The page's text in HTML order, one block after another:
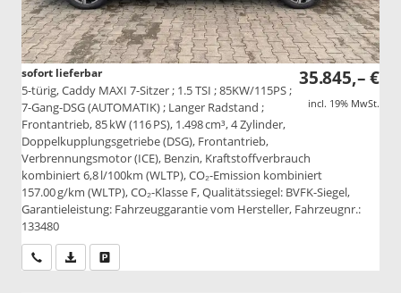
35.845,– €
incl. 19% MwSt.
sofort lieferbar
5-türig, Caddy MAXI 7-Sitzer ; 1.5 TSI ; 85KW/115PS ;
7-Gang-DSG (AUTOMATIK) ; Langer Radstand ;
Frontantrieb, 85 kW (116 PS), 1.498 cm³, 4 Zylinder,
Doppelkupplungsgetriebe (DSG), Frontantrieb,
Verbrennungsmotor (ICE), Benzin, Kraftstoffverbrauch
kombiniert 6,8 l/100km (WLTP), CO₂-Emission kombiniert
157.00 g/km (WLTP), CO₂-Klasse F, Qualitätssiegel: BVFK-Siegel,
Garantieleistung: Fahrzeuggarantie vom Hersteller, Fahrzeugnr.:
133480
Wir rufen Sie anPDF-Datei, Fahrzeugexposé drucken